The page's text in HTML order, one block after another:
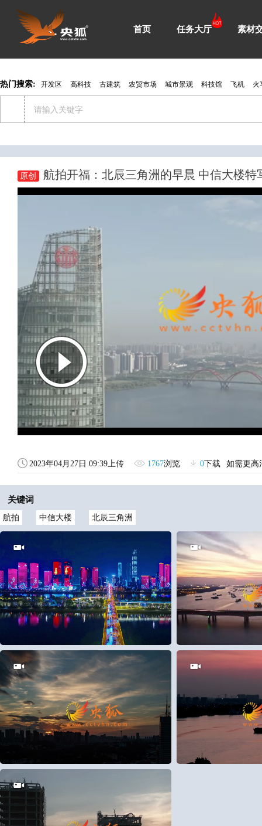
首页 任务大厅 素材
热门搜索: 开发区 高科技 古建筑 农贸市场 城市景观 科技馆 飞机 火
原创 航拍开福：北辰三角洲的早晨 中信大楼特
2023年04月27日 09:39上传 1767浏览 0下载 如需更高
关键词
航拍 中信大楼 北辰三角洲
5 0 28 0